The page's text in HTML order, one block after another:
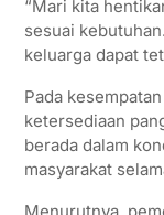
“Mari kita
sesuai
keluarga dapat
Pada
ketersediaan
berada dalam
masyarakat